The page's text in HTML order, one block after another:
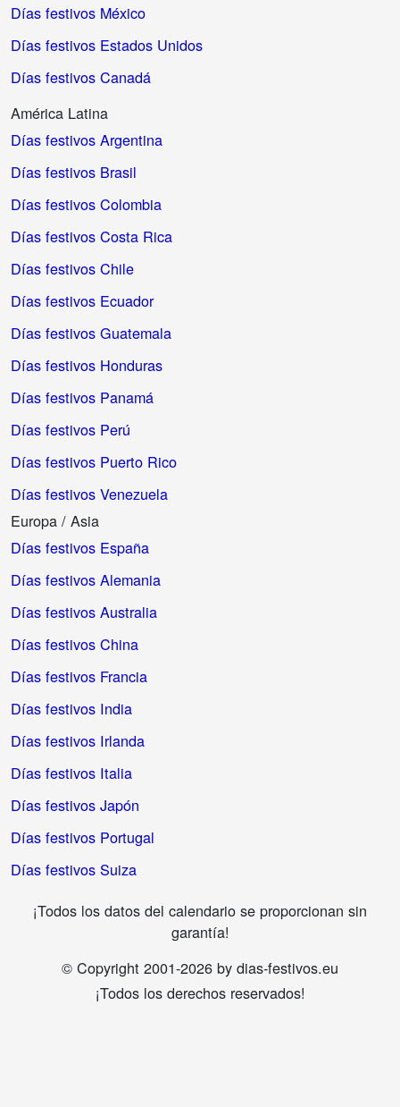
Días festivos México
Días festivos Estados Unidos
Días festivos Canadá
América Latina
Días festivos Argentina
Días festivos Brasil
Días festivos Colombia
Días festivos Costa Rica
Días festivos Chile
Días festivos Ecuador
Días festivos Guatemala
Días festivos Honduras
Días festivos Panamá
Días festivos Perú
Días festivos Puerto Rico
Días festivos Venezuela
Europa / Asia
Días festivos España
Días festivos Alemania
Días festivos Australia
Días festivos China
Días festivos Francia
Días festivos India
Días festivos Irlanda
Días festivos Italia
Días festivos Japón
Días festivos Portugal
Días festivos Suiza
¡Todos los datos del calendario se proporcionan sin
garantía!
© Copyright 2001-2026 by dias-festivos.eu
¡Todos los derechos reservados!